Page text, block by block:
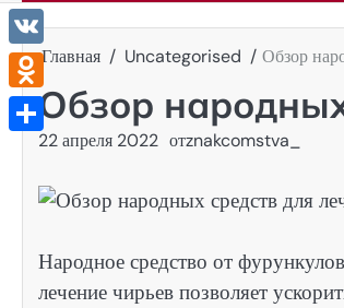
Главная Uncategorised Обзор
Обзор
22 апреля 2022 отznakcomstva_
Народное средство от
лечение чирьев позволяет
Telegram
VK
Odnoklassniki
Отправить